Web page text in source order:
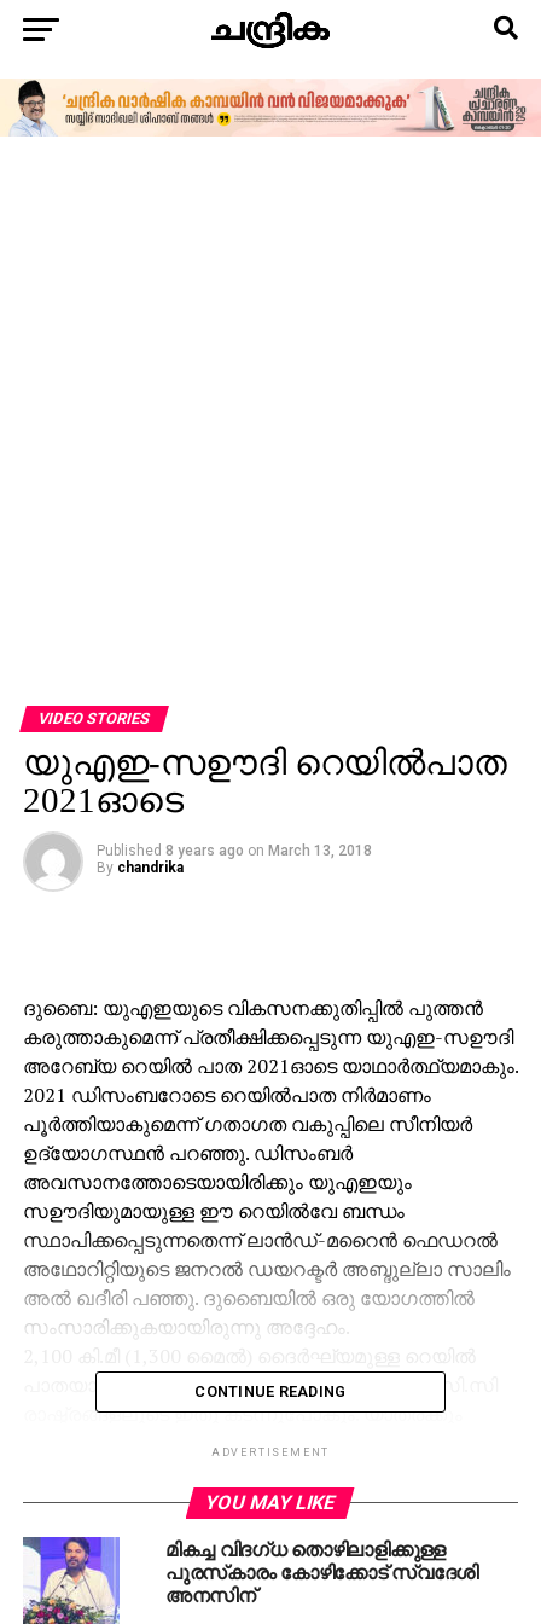
VIDEO STORIES
യുഎഇ-സഊദി റെയില്‍പാത
2021ഓടെ
Published 8 years ago on March 13, 2018
By chandrika
ദുബൈ: യുഎഇയുടെ വികസനക്കുതിപ്പില്‍ പുത്തന്‍
കരുത്താകുമെന്ന് പ്രതീക്ഷിക്കപ്പെടുന്ന യുഎഇ-സഊദി
അറേബ്യ റെയില്‍ പാത 2021ഓടെ യാഥാര്‍ത്ഥ്യമാകും.
2021 ഡിസംബറോടെ റെയില്‍പാത നിര്‍മാണം
പൂര്‍ത്തിയാകുമെന്ന് ഗതാഗത വകുപ്പിലെ സീനിയര്‍
ഉദ്യോഗസ്ഥന്‍ പറഞ്ഞു. ഡിസംബര്‍
അവസാനത്തോടെയായിരിക്കും യുഎഇയും
സഊദിയുമായുള്ള ഈ റെയില്‍വേ ബന്ധം
സ്ഥാപിക്കപ്പെടുന്നതെന്ന് ലാന്‍ഡ്-മറൈന്‍ ഫെഡറല്‍
അഥോറിറ്റിയുടെ ജനറല്‍ ഡയറക്ടര്‍ അബ്ദുല്ലാ സാലിം
അല്‍ ഖദീരി പഞ്ഞു. ദുബൈയില്‍ ഒരു യോഗത്തില്‍
സംസാരിക്കുകയായിരുന്നു അദ്ദേഹം.
പാതയാണ് നിര്‍മിക്കാനൊരുങ്ങുന്നത്. ആറു ജി.സി.സി
രാഷ്ട്രങ്ങളലൂടെ ഇതു കടന്നുപോകും. യാത്രക്കും
ചരക്കു നീക്കത്തിനും പ്രത്യേകം പാതകള്‍
കഴിഞ്ഞ മാസം, രാജ്യത്തിന്റെ എല്ലായിടത്തേക്കും
ചര്‍ച്ചചെയ്തിരുന്നു. ഇത്തിഹാദ് റെയില്‍ എന്നു
പേരിട്ടിരിക്കുന്ന പദ്ധതിയുടെ രൂപരേഖ കാബിനറ്റ്
യോഗത്തില്‍ യു.എ.ഇ വൈസ് പ്രസിഡന്റും
CONTINUE READING
ADVERTISEMENT
YOU MAY LIKE
മികച്ച വിദഗ്ധ തൊഴിലാളിക്കുള്ള
പുരസ്‌കാരം കോഴിക്കോട് സ്വദേശി
അനസിന്